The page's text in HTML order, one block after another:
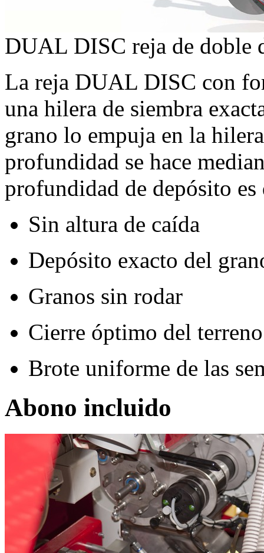
DUAL DISC reja de doble
La reja DUAL DISC con
una hilera de siembra
grano lo empuja en la
profundidad se hace
profundidad de depósito es
Sin altura de caída
Depósito exacto del
Granos sin rodar
Cierre óptimo del terreno
Brote uniforme de las
Abono incluido